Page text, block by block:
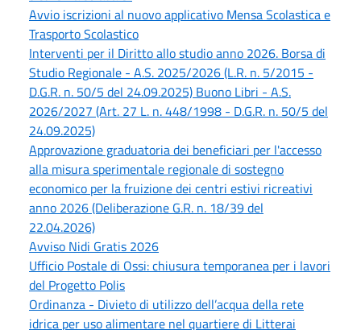
Avvio iscrizioni al nuovo applicativo Mensa Scolastica e
Trasporto Scolastico
Interventi per il Diritto allo studio anno 2026. Borsa di
Studio Regionale - A.S. 2025/2026 (L.R. n. 5/2015 -
D.G.R. n. 50/5 del 24.09.2025) Buono Libri - A.S.
2026/2027 (Art. 27 L. n. 448/1998 - D.G.R. n. 50/5 del
24.09.2025)
Approvazione graduatoria dei beneficiari per l'accesso
alla misura sperimentale regionale di sostegno
economico per la fruizione dei centri estivi ricreativi
anno 2026 (Deliberazione G.R. n. 18/39 del
22.04.2026)
Avviso Nidi Gratis 2026
Ufficio Postale di Ossi: chiusura temporanea per i lavori
del Progetto Polis
Ordinanza - Divieto di utilizzo dell’acqua della rete
idrica per uso alimentare nel quartiere di Litterai